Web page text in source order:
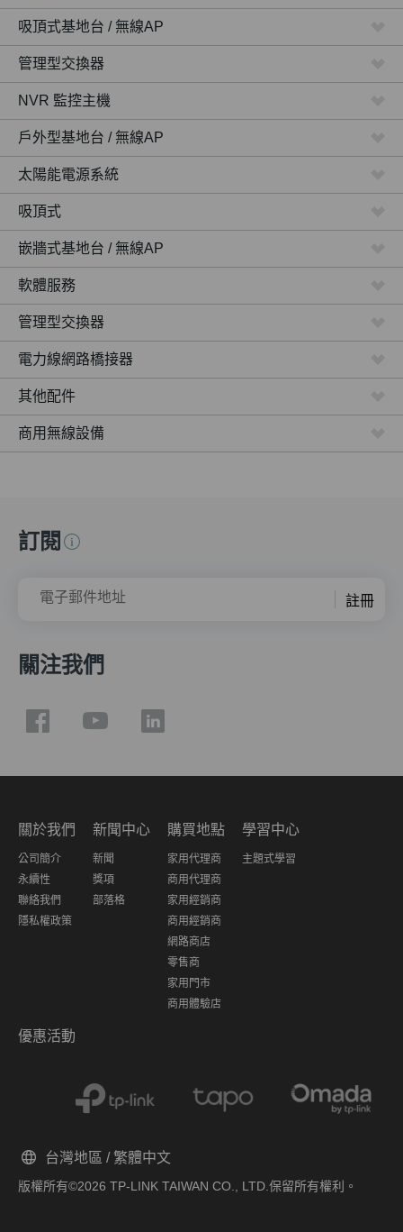
吸頂式基地台 / 無線AP
管理型交換器
NVR 監控主機
戶外型基地台 / 無線AP
太陽能電源系統
吸頂式
嵌牆式基地台 / 無線AP
軟體服務
管理型交換器
電力線網路橋接器
其他配件
商用無線設備
訂閱
電子郵件地址 註冊
關注我們
關於我們
公司簡介
永續性
聯絡我們
隱私權政策
新聞中心
新聞
獎項
部落格
購買地點
家用代理商
商用代理商
家用經銷商
商用經銷商
網路商店
零售商
家用門市
商用體驗店
學習中心
主題式學習
優惠活動
版權所有©2026 TP-LINK TAIWAN CO., LTD.保留所有權利。
台灣地區 / 繁體中文